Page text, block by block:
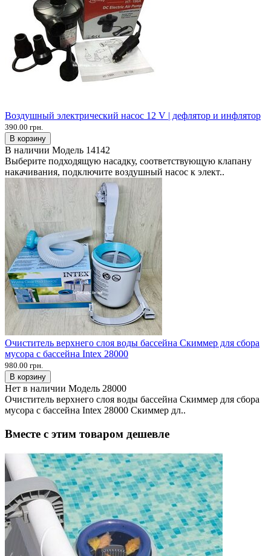
Воздушный электрический насос 12 V | дефлятор и инфлятор
390.00 грн.
В корзину
В наличии Модель 14142
Выберите подходящую насадку, соответствующую клапану
накачивания, подключите воздушный насос к элект..
Очиститель верхнего слоя воды бассейна Скиммер для сбора
мусора с бассейна Intex 28000
980.00 грн.
В корзину
Нет в наличии Модель 28000
Очиститель верхнего слоя воды бассейна Скиммер для сбора
мусора с бассейна Intex 28000 Скиммер дл..
Вместе с этим товаром дешевле